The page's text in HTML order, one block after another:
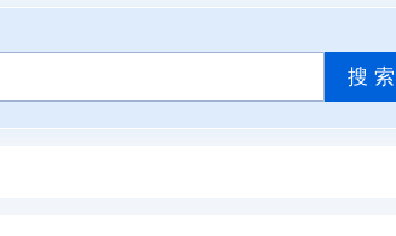
搜 索